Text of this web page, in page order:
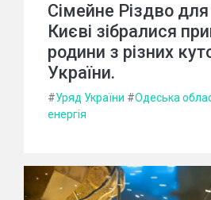
Сімейне Різдво для
Києві зібралися
родини з різних
України.
#Уряд України #Одеська
енергія